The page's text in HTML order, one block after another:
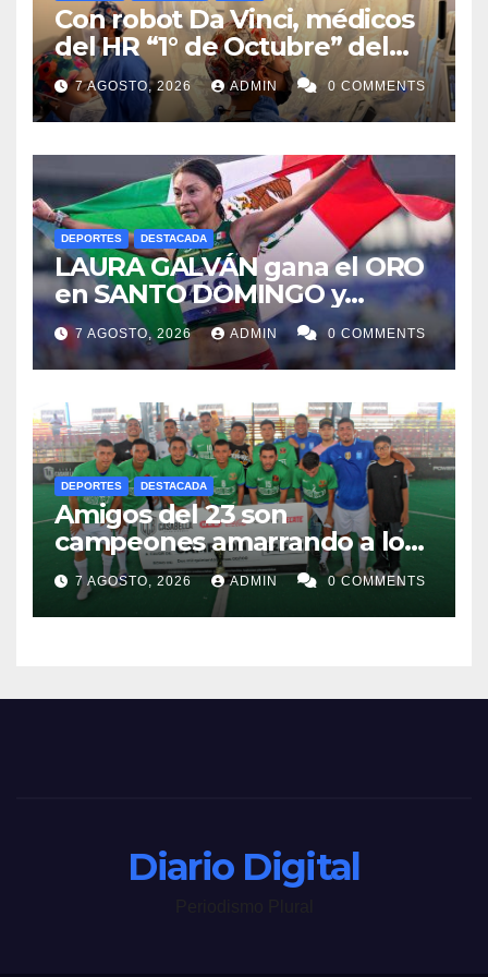
Con robot Da Vinci, médicos
del HR “1° de Octubre” del
ISSSTE retiran tumor renal a
paciente de 72 años
7 AGOSTO, 2026 ADMIN 0 COMMENTS
DEPORTES DESTACADA
LAURA GALVÁN gana el ORO
en SANTO DOMINGO y
dedica Medalla a sus padres
fallecidos
7 AGOSTO, 2026 ADMIN 0 COMMENTS
DEPORTES DESTACADA
Amigos del 23 son
campeones amarrando a los
“Perros Bravos”
7 AGOSTO, 2026 ADMIN 0 COMMENTS
Diario Digital